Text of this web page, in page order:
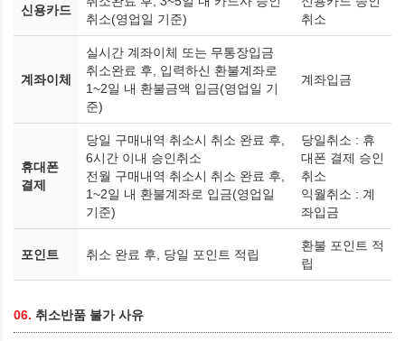
신용카드
취소(영업일 기준)
취소
계좌이체
실시간 계좌이체 또는 무통장입금
취소완료 후, 입력하신 환불계좌로
1~2일 내 환불금액 입금(영업일 기
준)
계좌입금
휴대폰
결제
당일 구매내역 취소시 취소 완료 후,
6시간 이내 승인취소
전월 구매내역 취소시 취소 완료 후,
1~2일 내 환불계좌로 입금(영업일
기준)
당일취소 : 휴
대폰 결제 승인
취소
익월취소 : 계
좌입금
포인트 취소 완료 후, 당일 포인트 적립
환불 포인트 적
립
06. 취소반품 불가 사유